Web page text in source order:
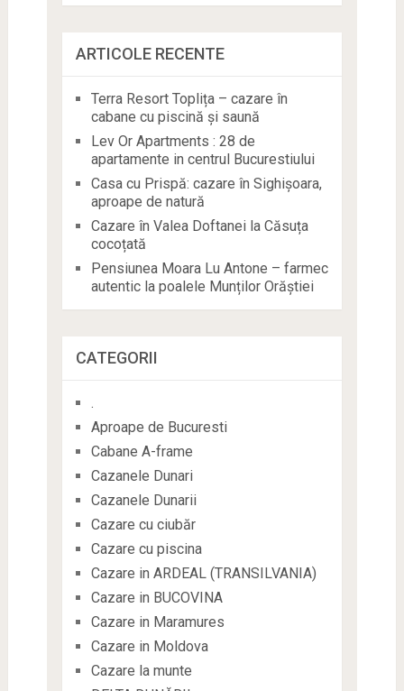
ARTICOLE RECENTE
Terra Resort Toplița – cazare în
cabane cu piscină și saună
Lev Or Apartments : 28 de
apartamente in centrul Bucurestiului
Casa cu Prispă: cazare în Sighișoara,
aproape de natură
Cazare în Valea Doftanei la Căsuța
cocoțată
Pensiunea Moara Lu Antone – farmec
autentic la poalele Munților Orăștiei
CATEGORII
.
Aproape de Bucuresti
Cabane A-frame
Cazanele Dunari
Cazanele Dunarii
Cazare cu ciubăr
Cazare cu piscina
Cazare in ARDEAL (TRANSILVANIA)
Cazare in BUCOVINA
Cazare in Maramures
Cazare in Moldova
Cazare la munte